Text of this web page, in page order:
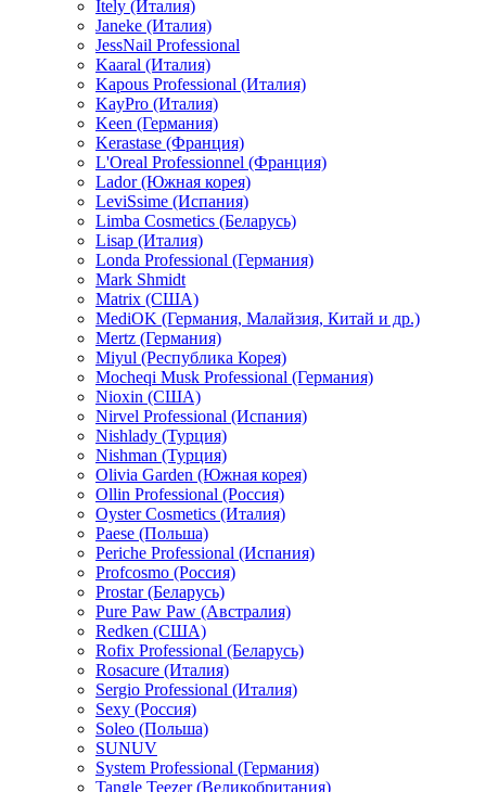
Itely (Италия)
Janeke (Италия)
JessNail Professional
Kaaral (Италия)
Kapous Professional (Италия)
KayPro (Италия)
Keen (Германия)
Kerastase (Франция)
L'Oreal Professionnel (Франция)
Lador (Южная корея)
LeviSsime (Испания)
Limba Cosmetics (Беларусь)
Lisap (Италия)
Londa Professional (Германия)
Mark Shmidt
Matrix (США)
MediOK (Германия, Малайзия, Китай и др.)
Mertz (Германия)
Miyul (Республика Корея)
Mocheqi Musk Professional (Германия)
Nioxin (США)
Nirvel Professional (Испания)
Nishlady (Турция)
Nishman (Турция)
Olivia Garden (Южная корея)
Ollin Professional (Россия)
Oyster Cosmetics (Италия)
Paese (Польша)
Periche Professional (Испания)
Profcosmo (Россия)
Prostar (Беларусь)
Pure Paw Paw (Австралия)
Redken (США)
Rofix Professional (Беларусь)
Rosacure (Италия)
Sergio Professional (Италия)
Sexy (Россия)
Soleo (Польша)
SUNUV
System Professional (Германия)
Tangle Teezer (Великобритания)